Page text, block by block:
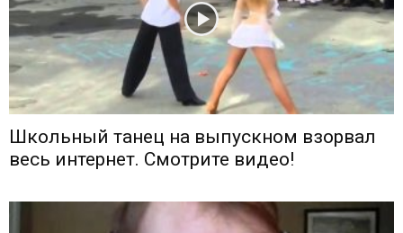
Школьный танец на выпускном взорвал
весь интернет. Смотрите видео!